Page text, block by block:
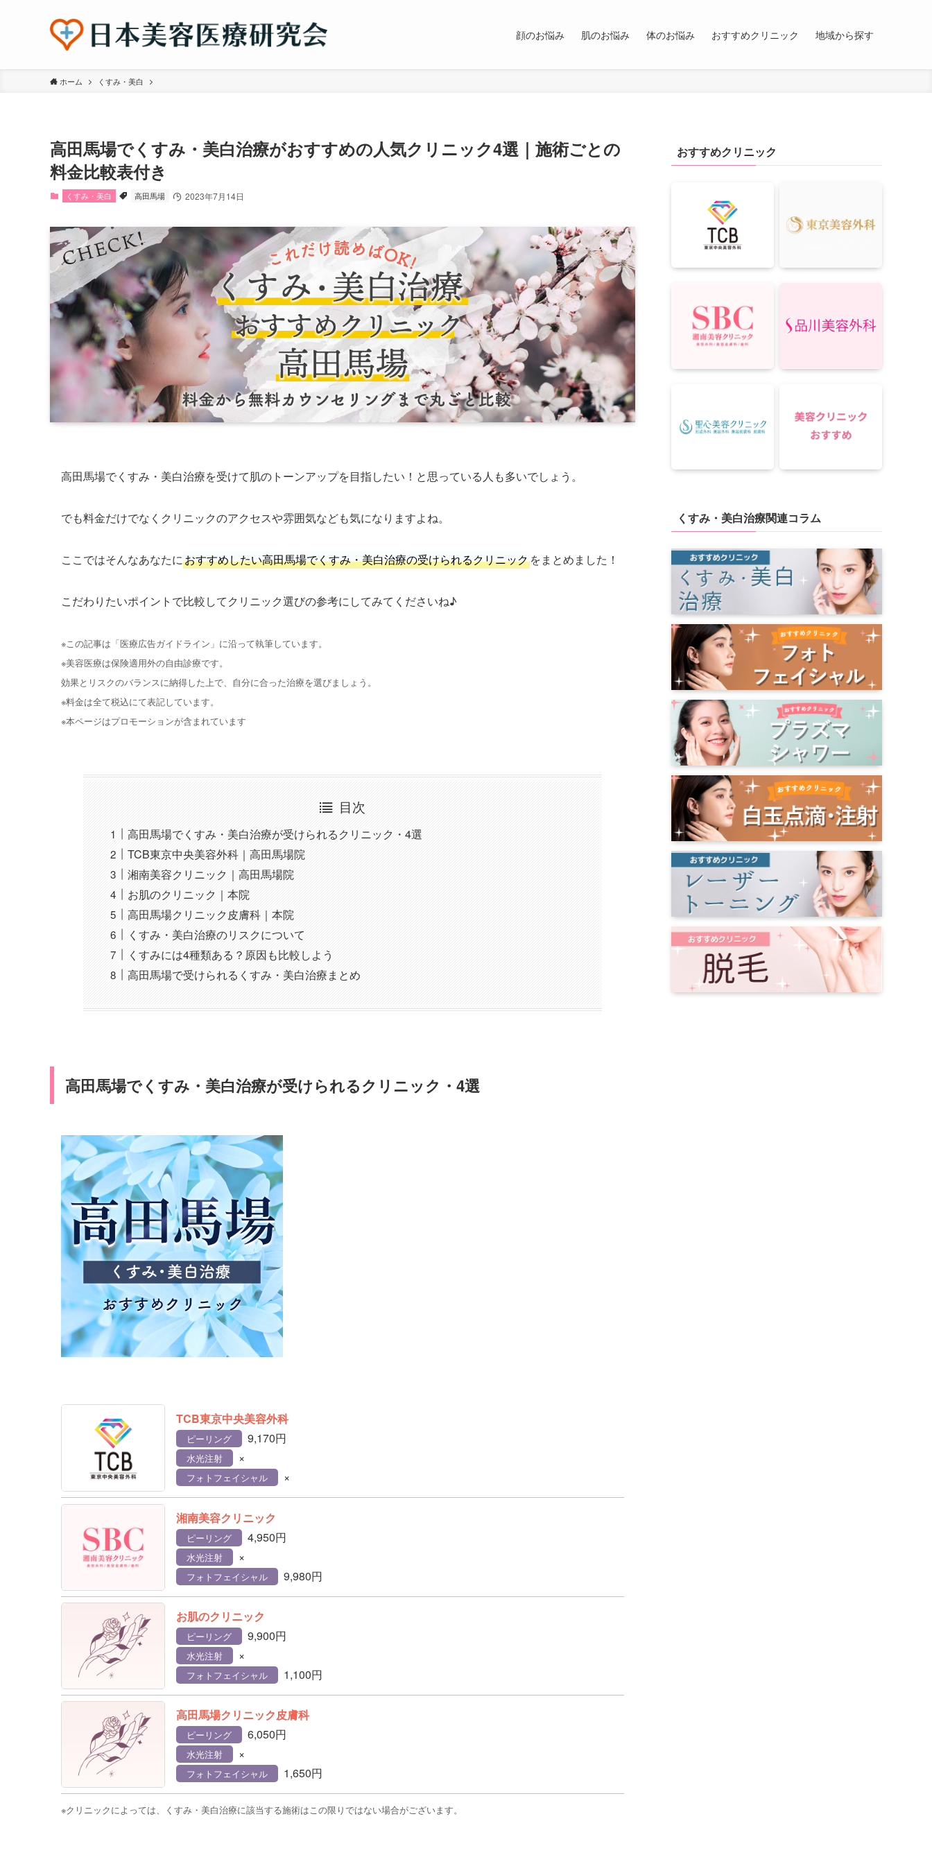
顔のお悩み 肌のお悩み 体のお悩み おすすめクリニック 地域から探す
ホーム くすみ・美白
高田馬場でくすみ・美白治療がおすすめの人気クリニック4選｜施術ごとの
料金比較表付き
くすみ・美白 高田馬場 2023年7月14日
高田馬場でくすみ・美白治療を受けて肌のトーンアップを目指したい！と思っている人も多いでしょう。
でも料金だけでなくクリニックのアクセスや雰囲気なども気になりますよね。
ここではそんなあなたにおすすめしたい高田馬場でくすみ・美白治療の受けられるクリニックをまとめました！
こだわりたいポイントで比較してクリニック選びの参考にしてみてくださいね♪
※この記事は「医療広告ガイドライン」に沿って執筆しています。
※美容医療は保険適用外の自由診療です。
効果とリスクのバランスに納得した上で、自分に合った治療を選びましょう。
※料金は全て税込にて表記しています。
※本ページはプロモーションが含まれています
目次
高田馬場でくすみ・美白治療が受けられるクリニック・4選
TCB東京中央美容外科｜高田馬場院
湘南美容クリニック｜高田馬場院
お肌のクリニック｜本院
高田馬場クリニック皮膚科｜本院
くすみ・美白治療のリスクについて
くすみには4種類ある？原因も比較しよう
高田馬場で受けられるくすみ・美白治療まとめ
高田馬場でくすみ・美白治療が受けられるクリニック・4選
TCB東京中央美容外科
ピーリング 9,170円
水光注射 ×
フォトフェイシャル ×
湘南美容クリニック
ピーリング 4,950円
水光注射 ×
フォトフェイシャル 9,980円
お肌のクリニック
ピーリング 9,900円
水光注射 ×
フォトフェイシャル 1,100円
高田馬場クリニック皮膚科
ピーリング 6,050円
水光注射 ×
フォトフェイシャル 1,650円
※クリニックによっては、くすみ・美白治療に該当する施術はこの限りではない場合がございます。
おすすめクリニック
くすみ・美白治療関連コラム